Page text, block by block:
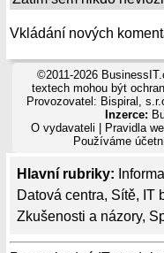
Hlavní rubriky:
Datová centra, Sítě, IT
Zkušenosti a názory,
Vkládání nových
©2011-2026
textech mohou být
Provozovatel: Bispiral,
Inzerce:
O vydavateli
Pravidla
Používáme